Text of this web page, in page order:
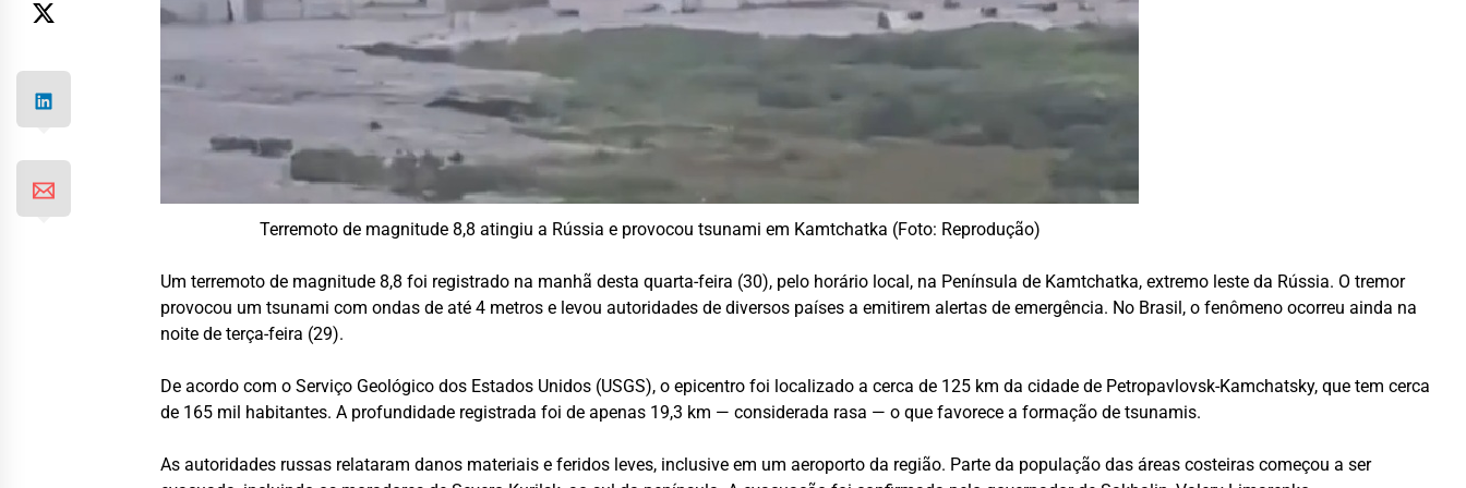
Terremoto de magnitude 8,8 atingiu a Rússia e provocou tsunami em Kamtchatka (Foto: Reprodução)
Um terremoto de magnitude 8,8 foi registrado na manhã desta quarta-feira (30), pelo horário local, na Península de Kamtchatka, extremo leste da Rússia. O tremor
provocou um tsunami com ondas de até 4 metros e levou autoridades de diversos países a emitirem alertas de emergência. No Brasil, o fenômeno ocorreu ainda na
noite de terça-feira (29).
De acordo com o Serviço Geológico dos Estados Unidos (USGS), o epicentro foi localizado a cerca de 125 km da cidade de Petropavlovsk-Kamchatsky, que tem cerca
de 165 mil habitantes. A profundidade registrada foi de apenas 19,3 km — considerada rasa — o que favorece a formação de tsunamis.
As autoridades russas relataram danos materiais e feridos leves, inclusive em um aeroporto da região. Parte da população das áreas costeiras começou a ser